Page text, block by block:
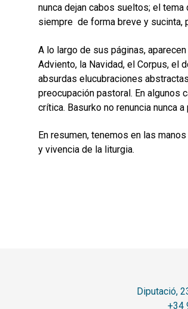
nunca dejan cabos sueltos; el
siempre de forma breve y sucinta,
A lo largo de sus páginas,
Adviento, la Navidad, el Corpus, el
absurdas elucubraciones
preocupación pastoral. En algunos
crítica. Basurko no renuncia nunca
En resumen, tenemos en las
y vivencia de la liturgia.
Diputació,
+34